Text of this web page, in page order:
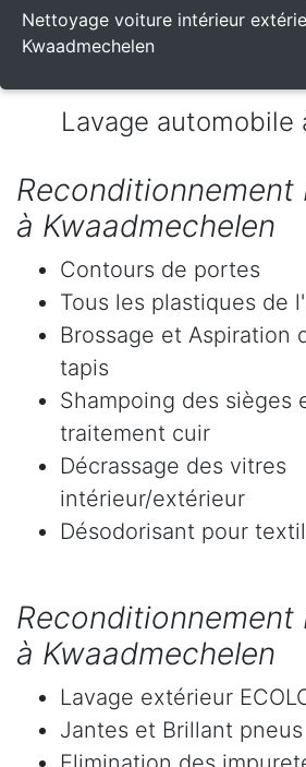
Nettoyage voiture intérieur
Kwaadmechelen
Lavage automobile
Reconditionnement
à Kwaadmechelen
Contours de portes
Tous les plastiques de
Brossage et Aspiration
tapis
Shampoing des sièges
traitement cuir
Décrassage des vitres
intérieur/extérieur
Désodorisant pour
Reconditionnement
à Kwaadmechelen
Lavage extérieur
Jantes et Brillant pneus